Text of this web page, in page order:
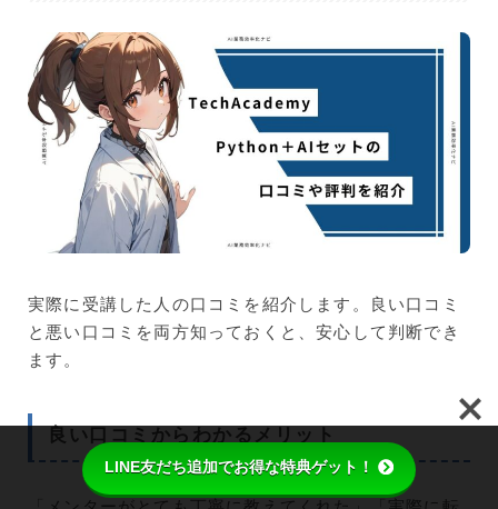
実際に受講した人の口コミを紹介します。良い口コミ
と悪い口コミを両方知っておくと、安心して判断でき
ます。
良い口コミからわかるメリット
LINE友だち追加でお得な特典ゲット！